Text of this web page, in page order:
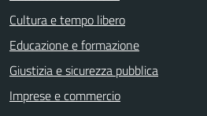
Cultura e tempo libero
Educazione e formazione
Giustizia e sicurezza pubblica
Imprese e commercio